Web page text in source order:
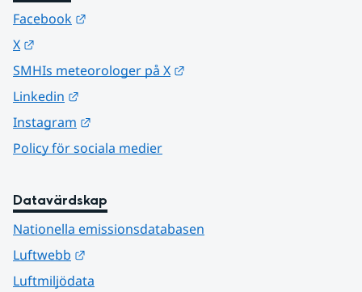
Facebook
X
SMHIs meteorologer på X
Linkedin
Instagram
Policy för sociala medier
Datavärdskap
Nationella emissionsdatabasen
Luftwebb
Luftmiljödata